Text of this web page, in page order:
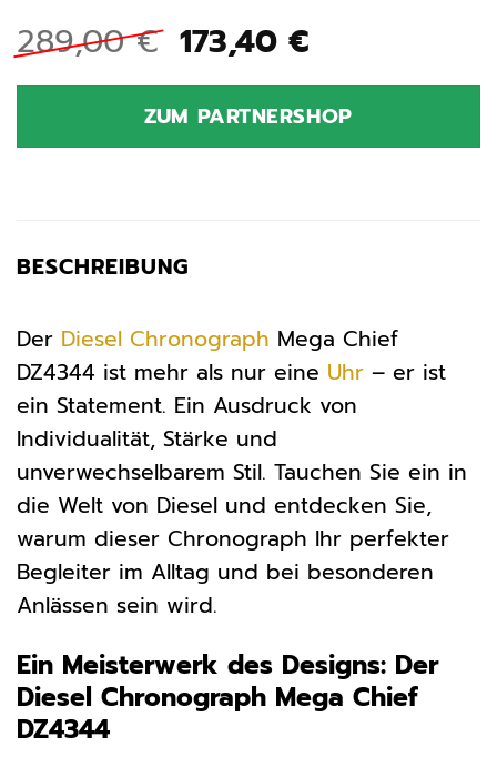
289,00€ Ursprünglicher
Preis
war:
289,00 €
173,40 €Aktueller
ist:
173,40 €.
ZUM PARTNERSHOP
BESCHREIBUNG
Der Diesel Chronograph Mega Chief
DZ4344 ist mehr als nur eine Uhr – er ist
ein Statement. Ein Ausdruck von
Individualität, Stärke und
unverwechselbarem Stil. Tauchen Sie ein in
die Welt von Diesel und entdecken Sie,
warum dieser Chronograph Ihr perfekter
Begleiter im Alltag und bei besonderen
Anlässen sein wird.
Ein Meisterwerk des Designs: Der
Diesel Chronograph Mega Chief
DZ4344